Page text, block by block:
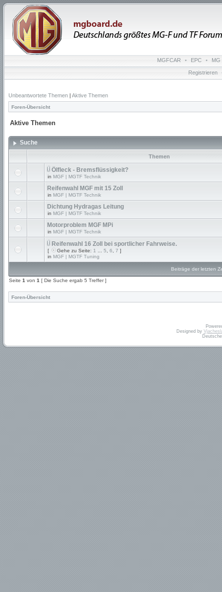
MGFCAR • EPC • MG
Registrieren
Unbeantwortete Themen | Aktive Themen
Foren-Übersicht
Aktive Themen
Suche
Themen
Ölfleck - Bremsflüssigkeit?
in MGF | MGTF Technik
Reifenwahl MGF mit 15 Zoll
in MGF | MGTF Technik
Dichtung Hydragas Leitung
in MGF | MGTF Technik
Motorproblem MGF MPi
in MGF | MGTF Technik
Reifenwahl 16 Zoll bei sportlicher Fahrweise.
[ Gehe zu Seite: 1 5 6 7 ]
in MGF | MGTF Tuning
Beiträge der letzten
Seite 1 von 1 [ Die Suche ergab 5 Treffer ]
Foren-Übersicht
Designed by